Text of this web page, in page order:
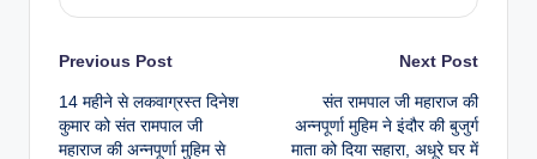
Previous Post
14 महीने से लकवाग्रस्त दिनेश
कुमार को संत रामपाल जी
महाराज की अन्नपूर्णा मुहिम से
Next Post
संत रामपाल जी महाराज की
अन्नपूर्णा मुहिम ने इंदौर की बुजुर्ग
माता को दिया सहारा, अधूरे घर में